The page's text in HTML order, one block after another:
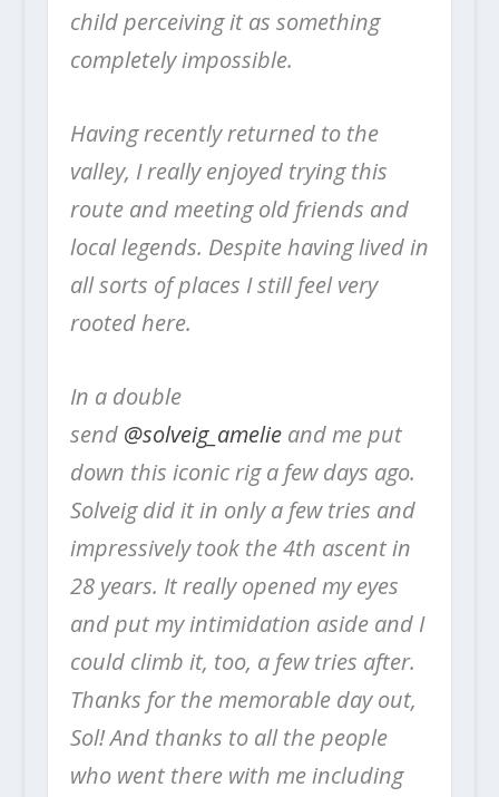
child perceiving it as something
completely impossible.
Having recently returned to the
valley, I really enjoyed trying this
route and meeting old friends and
local legends. Despite having lived in
all sorts of places I still feel very
rooted here.
In a double
send @solveig_amelieand me put
down this iconic rig a few days ago.
Solveig did it in only a few tries and
impressively took the 4th ascent in
28 years. It really opened my eyes
and put my intimidation aside and I
could climb it, too, a few tries after.
Thanks for the memorable day out,
Sol! And thanks to all the people
who went there with me including